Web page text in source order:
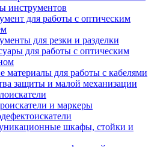
инструментов
для работы с оптическим
для резки и разделки
для работы с оптическим
материалы для работы с кабелями
защиты и малой механизации
и маркеры